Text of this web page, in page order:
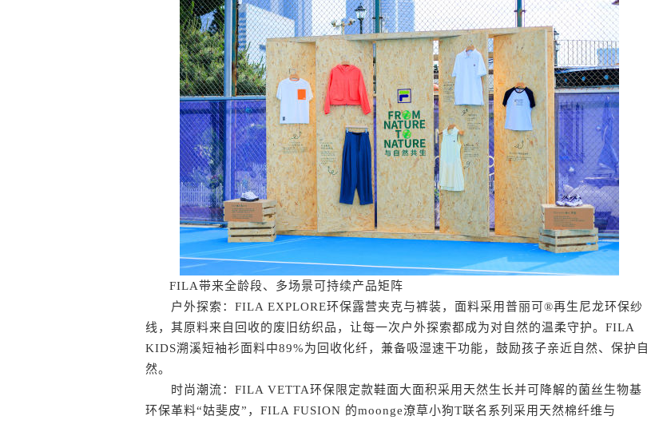
FILA带来全龄段、多场景可持续产品矩阵
户外探索：FILA EXPLORE环保露营夹克与裤装，面料采用普丽可®再生尼龙环保纱
线，其原料来自回收的废旧纺织品，让每一次户外探索都成为对自然的温柔守护。FILA
KIDS溯溪短袖衫面料中89%为回收化纤，兼备吸湿速干功能，鼓励孩子亲近自然、保护自
然。
时尚潮流：FILA VETTA环保限定款鞋面大面积采用天然生长并可降解的菌丝生物基
环保革料“姑斐皮”，FILA FUSION 的moonge潦草小狗T联名系列采用天然棉纤维与